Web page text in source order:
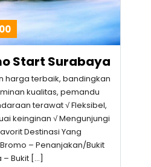
Start Surabaya
harga terbaik, bandingkan
kualitas, pemandu
terawat √ Fleksibel,
keinginan √ Mengunjungi
Destinasi Yang
– Penanjakan/Bukit
Bukit […]